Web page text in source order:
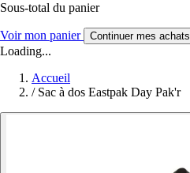
Sous-total du panier
Voir mon panier Continuer mes achats
Loading...
Accueil
/ Sac à dos Eastpak Day Pak'r